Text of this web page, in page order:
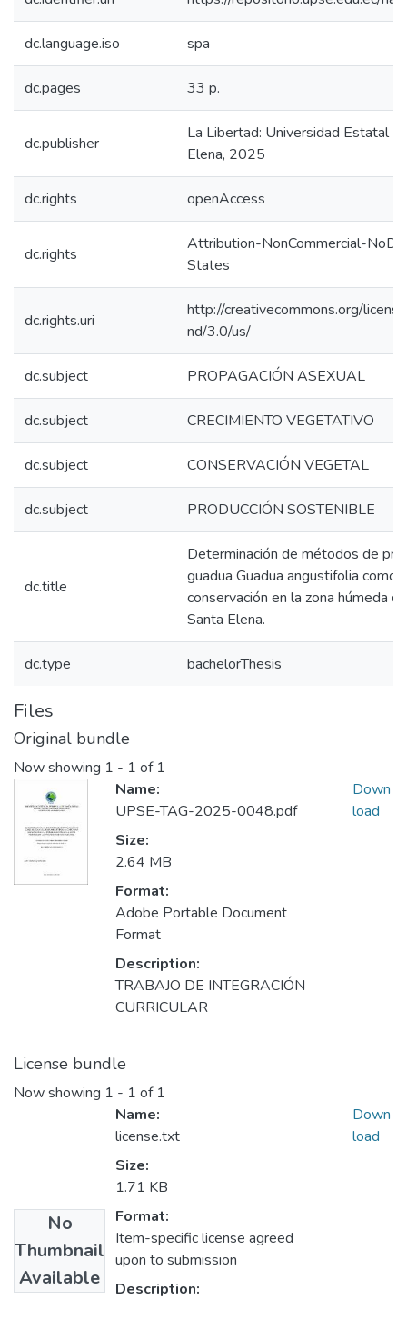
dc.language.iso spa
dc.pages 33 p.
dc.publisher
La Libertad: Universidad Estatal
Elena, 2025
dc.rights openAccess
dc.rights
Attribution-NonCommercial-
States
dc.rights.uri
http://creativecommons.org/
nd/3.0/us/
dc.subject PROPAGACIÓN ASEXUAL
dc.subject CRECIMIENTO VEGETATIVO
dc.subject CONSERVACIÓN VEGETAL
dc.subject PRODUCCIÓN SOSTENIBLE
dc.title
Determinación de métodos de
guadua Guadua angustifolia como
conservación en la zona húmeda
Santa Elena.
dc.type bachelorThesis
Files
Original bundle
Now showing 1 - 1 of 1
Name:
UPSE-TAG-2025-0048.pdf
Size:
2.64 MB
Format:
Adobe Portable Document
Format
Description:
TRABAJO DE INTEGRACIÓN
CURRICULAR
Down
load
License bundle
Now showing 1 - 1 of 1
No
Thumbnail
Available
Name:
license.txt
Size:
1.71 KB
Format:
Item-specific license agreed
upon to submission
Description:
Down
load